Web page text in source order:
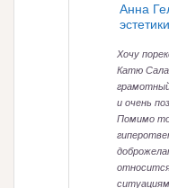
Анна
Хочу
Катю
и очень
Помимо